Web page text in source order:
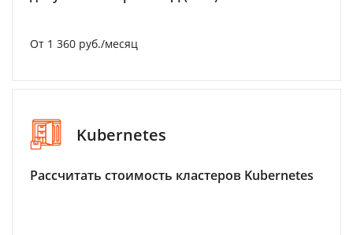
От 1 360 руб./месяц
Kubernetes
Рассчитать стоимость кластеров Kubernetes